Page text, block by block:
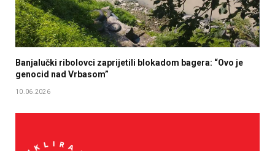
Banjalučki ribolovci zaprijetili blokadom bagera: “Ovo je
genocid nad Vrbasom”
10.06.2026